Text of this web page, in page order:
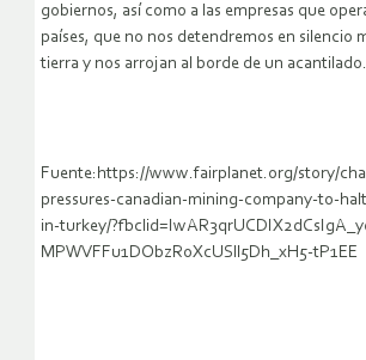
gobiernos, así como a las empresas que
países, que no nos detendremos en silencio
tierra y nos arrojan al borde de un acantilado.
Fuente:https://www.fairplanet.org/story/
pressures-canadian-mining-company-to-
in-turkey/
MPWVFFu1DObzRoXcUSll5Dh_xH5-tP1EE